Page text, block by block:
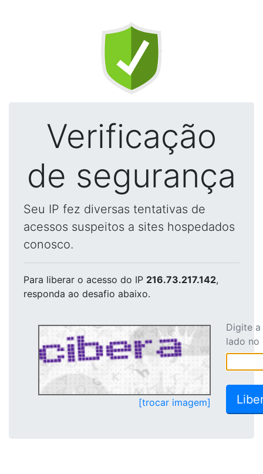
Verificação
de segurança
Seu IP fez diversas tentativas de
acessos suspeitos a sites hospedados
conosco.
Para liberar o acesso do IP 216.73.217.142,
responda ao desafio abaixo.
[trocar imagem]
Digite
lado no